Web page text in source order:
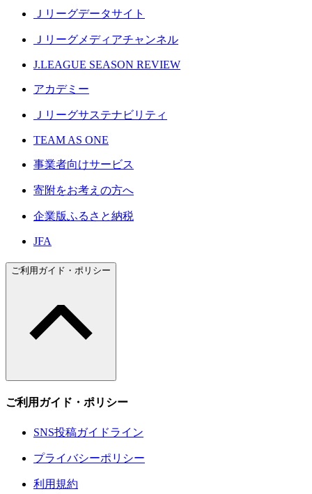
Ｊリーグデータサイト
Ｊリーグメディアチャンネル
J.LEAGUE SEASON REVIEW
アカデミー
Ｊリーグサステナビリティ
TEAM AS ONE
事業者向けサービス
寄附をお考えの方へ
企業版ふるさと納税
JFA
ご利用ガイド・ポリシー
ご利用ガイド・ポリシー
SNS投稿ガイドライン
プライバシーポリシー
利用規約